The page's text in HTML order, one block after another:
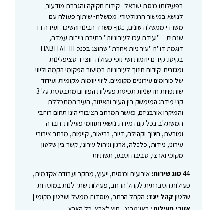
בפעילותו כנסת ישראל –קידום חקיקה והגברת מודעות
לנושא במישור הרגולטורי. ממשלה- שיתוף פעולה עם
משרדי ממשלה שונים, כגון- משרד הבינוי והשיכון. ועידה דו
שנתית – "ועידת עכו לעירוניות" כתיבת ניירות עמדה,
דוגמת דו"ח "עירוניות אחרת" שהוצג בכנס HABITAT III
בקיטו. קידום יוזמות ושיתופי פעולה חוצי דיסציפלינות
ומגזרים. קידום חינוך לעירוניות במישור המקומי הקמה וליווי
של פורומים עירוניים מקומיים. ליווי יוזמות מקומיות ועידוד
שותפויות חדשניות תפיסת פעילות הפורום מתבססת על 3
קני מידה: המימשק בין העיר והאיזור, העיר המתכללת
והמיקרו אורבניזם, כאשר המרחב הציבורי הינו תחום רוחבי
המשתלב בכל קנה מידה. נושאי ותחומי פעילות: חברה
ומורשת, חינוך וקהילה, דיור, בריאות, קיימות, מרחב ציבורי
עירוני, ניידות, כלכלה, ארגון וניהול עירוני, קשר בין שלטון
מקומי וארצי, סביבה וטבע, תשתיות
44סוג שירות: אירועים וכנסים, ייעוץ, מחקר ועבודה אקדמית,
פעילות הסברתית לקהל הרחב, פעילות שתדלנות במוסדות
שלטון קהל יעד: הקהל הרחב, מוסדות ממשל ושלטון מקומי |